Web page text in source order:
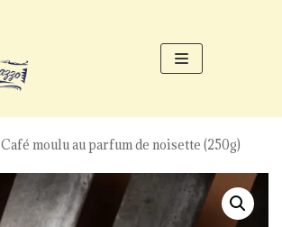
Café moulu au parfum de noisette (250g)